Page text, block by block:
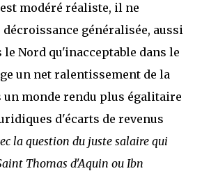
modéré réaliste, il ne
généralisée, aussi
le Nord qu'inacceptable dans le
un net ralentissement de la
un monde rendu plus égalitaire
d'écarts de revenus
la question du juste salaire qui
Thomas d'Aquin ou Ibn